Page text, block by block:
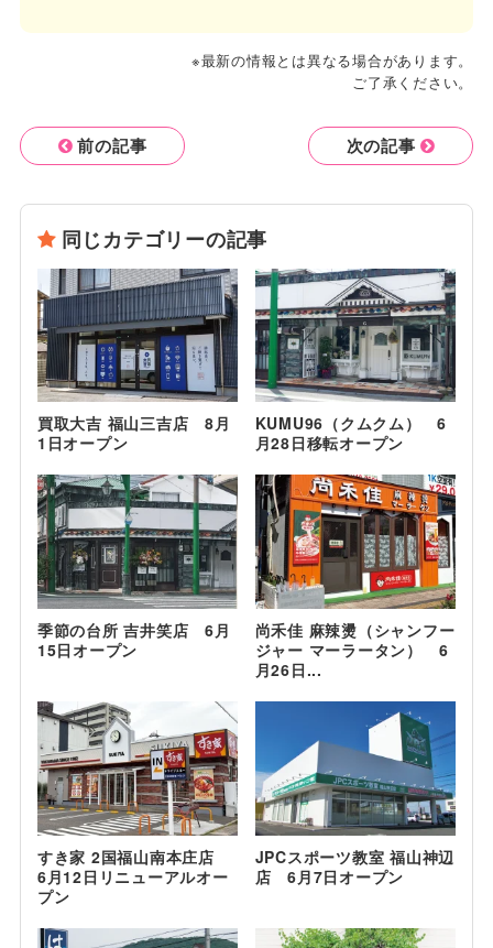
※最新の情報とは異なる場合があります。
ご了承ください。
前の記事 次の記事
同じカテゴリーの記事
買取大吉 福山三吉店 8月
1日オープン
KUMU96（クムクム） 6
月28日移転オープン
季節の台所 吉井笑店 6月
15日オープン
尚禾佳 麻辣燙（シャンフー
ジャー マーラータン） 6
月26日...
すき家 2国福山南本庄店
6月12日リニューアルオー
プン
JPCスポーツ教室 福山神辺
店 6月7日オープン